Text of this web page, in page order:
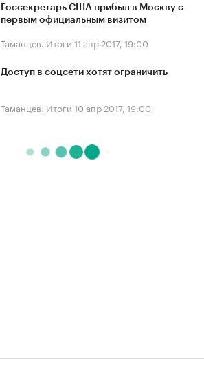
Госсекретарь США прибыл в Москву с
первым официальным визитом
Таманцев. Итоги 11 апр 2017, 19:00
Доступ в соцсети хотят ограничить
Таманцев. Итоги 10 апр 2017, 19:00